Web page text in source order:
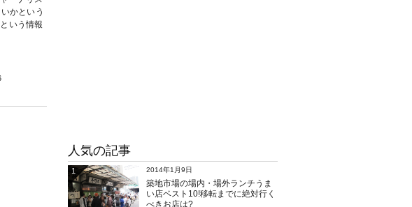
かという
いう情報
人気の記事
2014年1月9日
築地市場の場内・場外ランチうま
い店ベスト10!移転までに絶対行く
べきお店は?
1